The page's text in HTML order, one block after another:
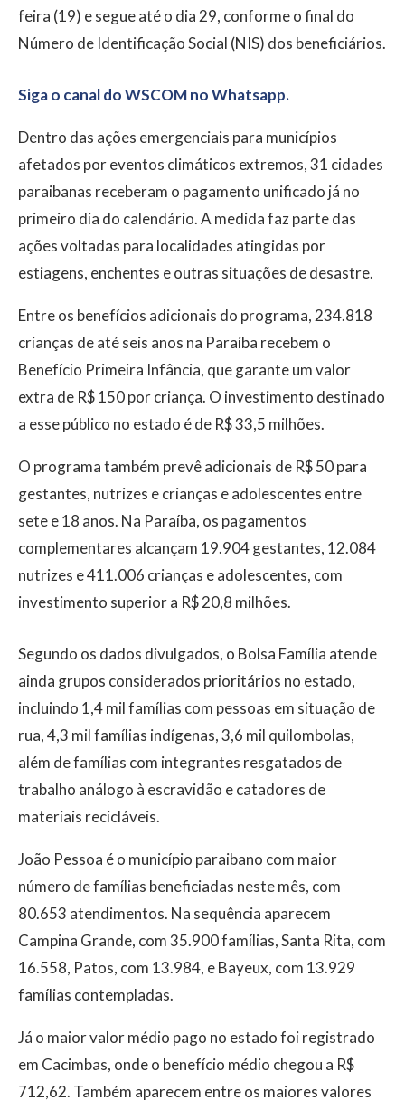
feira (19) e segue até o dia 29, conforme o final do
Número de Identificação Social (NIS) dos beneficiários.
Siga o canal do WSCOM no Whatsapp.
Dentro das ações emergenciais para municípios
afetados por eventos climáticos extremos, 31 cidades
paraibanas receberam o pagamento unificado já no
primeiro dia do calendário. A medida faz parte das
ações voltadas para localidades atingidas por
estiagens, enchentes e outras situações de desastre.
Entre os benefícios adicionais do programa, 234.818
crianças de até seis anos na Paraíba recebem o
Benefício Primeira Infância, que garante um valor
extra de R$ 150 por criança. O investimento destinado
a esse público no estado é de R$ 33,5 milhões.
O programa também prevê adicionais de R$ 50 para
gestantes, nutrizes e crianças e adolescentes entre
sete e 18 anos. Na Paraíba, os pagamentos
complementares alcançam 19.904 gestantes, 12.084
nutrizes e 411.006 crianças e adolescentes, com
investimento superior a R$ 20,8 milhões.
Segundo os dados divulgados, o Bolsa Família atende
ainda grupos considerados prioritários no estado,
incluindo 1,4 mil famílias com pessoas em situação de
rua, 4,3 mil famílias indígenas, 3,6 mil quilombolas,
além de famílias com integrantes resgatados de
trabalho análogo à escravidão e catadores de
materiais recicláveis.
João Pessoa é o município paraibano com maior
número de famílias beneficiadas neste mês, com
80.653 atendimentos. Na sequência aparecem
Campina Grande, com 35.900 famílias, Santa Rita, com
16.558, Patos, com 13.984, e Bayeux, com 13.929
famílias contempladas.
Já o maior valor médio pago no estado foi registrado
em Cacimbas, onde o benefício médio chegou a R$
712,62. Também aparecem entre os maiores valores